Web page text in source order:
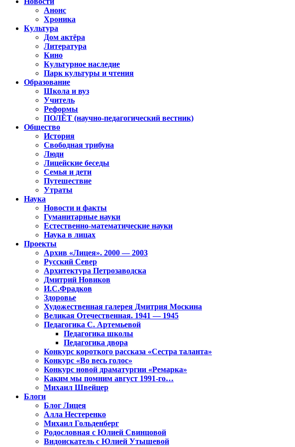
Анонс
Хроника
Культура
Дом актёра
Литература
Кино
Культурное наследие
Парк культуры и чтения
Образование
Школа и вуз
Учитель
Реформы
ПОЛЁТ (научно-педагогический вестник)
Общество
История
Свободная трибуна
Люди
Лицейские беседы
Семья и дети
Путешествие
Утраты
Наука
Новости и факты
Гуманитарные науки
Естественно-математические науки
Наука в лицах
Проекты
Архив «Лицея». 2000 — 2003
Русский Север
Архитектура Петрозаводска
Дмитрий Новиков
И.С.Фрадков
Здоровье
Художественная галерея Дмитрия Москина
Великая Отечественная. 1941 — 1945
Педагогика С. Артемьевой
Педагогика школы
Педагогика двора
Конкурс короткого рассказа «Сестра таланта»
Конкурс «Во весь голос»
Конкурс новой драматургии «Ремарка»
Каким мы помним август 1991-го…
Михаил Швейцер
Блоги
Блог Лицея
Алла Нестеренко
Михаил Гольденберг
Родословная с Юлией Свинцовой
Видоискатель с Юлией Утышевой